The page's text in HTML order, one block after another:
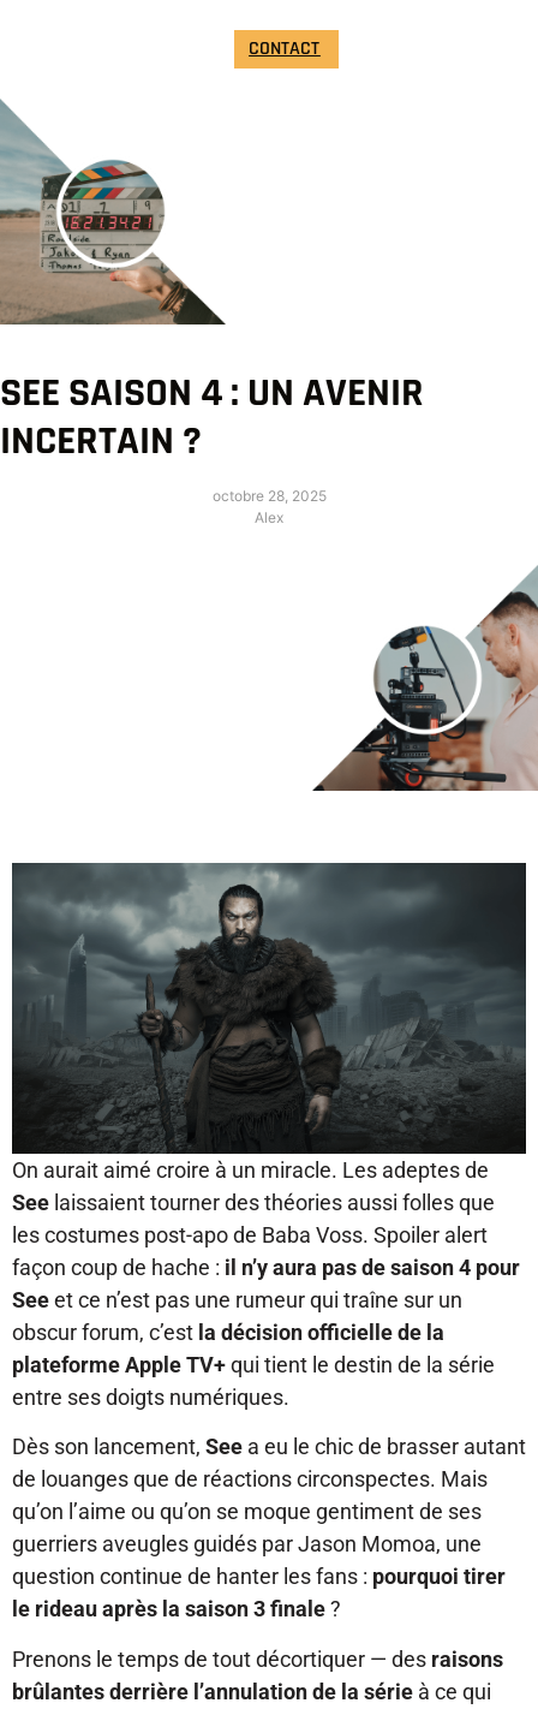
CONTACT
SEE SAISON 4 : UN AVENIR
INCERTAIN ?
octobre 28, 2025
Alex
On aurait aimé croire à un miracle. Les adeptes de
See laissaient tourner des théories aussi folles que
les costumes post-apo de Baba Voss. Spoiler alert
façon coup de hache : il n’y aura pas de saison 4 pour
Seeet ce n’est pas une rumeur qui traîne sur un
obscur forum, c’est la décision officielle de la
plateforme Apple TV+qui tient le destin de la série
entre ses doigts numériques.
Dès son lancement, See a eu le chic de brasser autant
de louanges que de réactions circonspectes. Mais
qu’on l’aime ou qu’on se moque gentiment de ses
guerriers aveugles guidés par Jason Momoa, une
question continue de hanter les fans : pourquoi tirer
le rideau après la saison 3 finale?
Prenons le temps de tout décortiquer — des raisons
brûlantes derrière l’annulation de la série à ce qui